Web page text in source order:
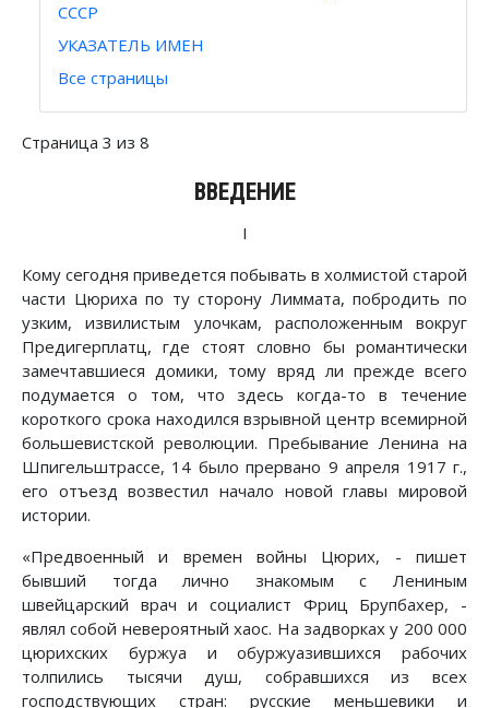
СССР
УКАЗАТЕЛЬ ИМЕН
Все страницы
Страница 3 из 8
ВВЕДЕНИЕ
I
Кому сегодня приведется побывать в холмистой старой
части Цюриха по ту сторону Лиммата, побродить по
узким, извилистым улочкам, расположенным вокруг
Предигерплатц, где стоят словно бы романтически
замечтавшиеся домики, тому вряд ли прежде всего
подумается о том, что здесь когда-то в течение
короткого срока находился взрывной центр всемирной
большевистской революции. Пребывание Ленина на
Шпигельштрассе, 14 было прервано 9 апреля 1917 г.,
его отъезд возвестил начало новой главы мировой
истории.
«Предвоенный и времен войны Цюрих, - пишет
бывший тогда лично знакомым с Лениным
швейцарский врач и социалист Фриц Брупбахер, -
являл собой невероятный хаос. На задворках у 200 000
цюрихских буржуа и обуржуазившихся рабочих
толпились тысячи душ, собравшихся из всех
господствующих стран: русские меньшевики и